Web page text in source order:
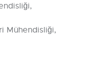
Mühendisliği,